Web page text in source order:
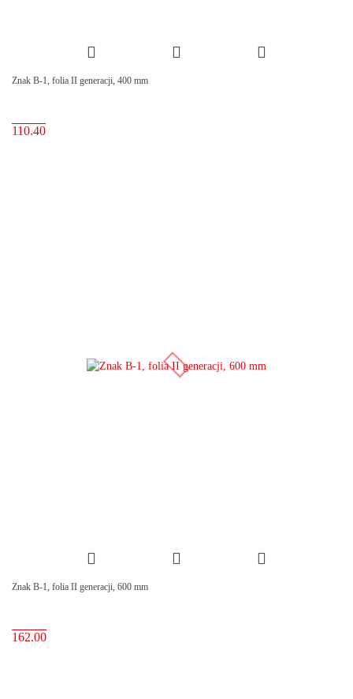
Znak B-1, folia II generacji, 400 mm
110.40
Znak B-1, folia II generacji, 600 mm
162.00